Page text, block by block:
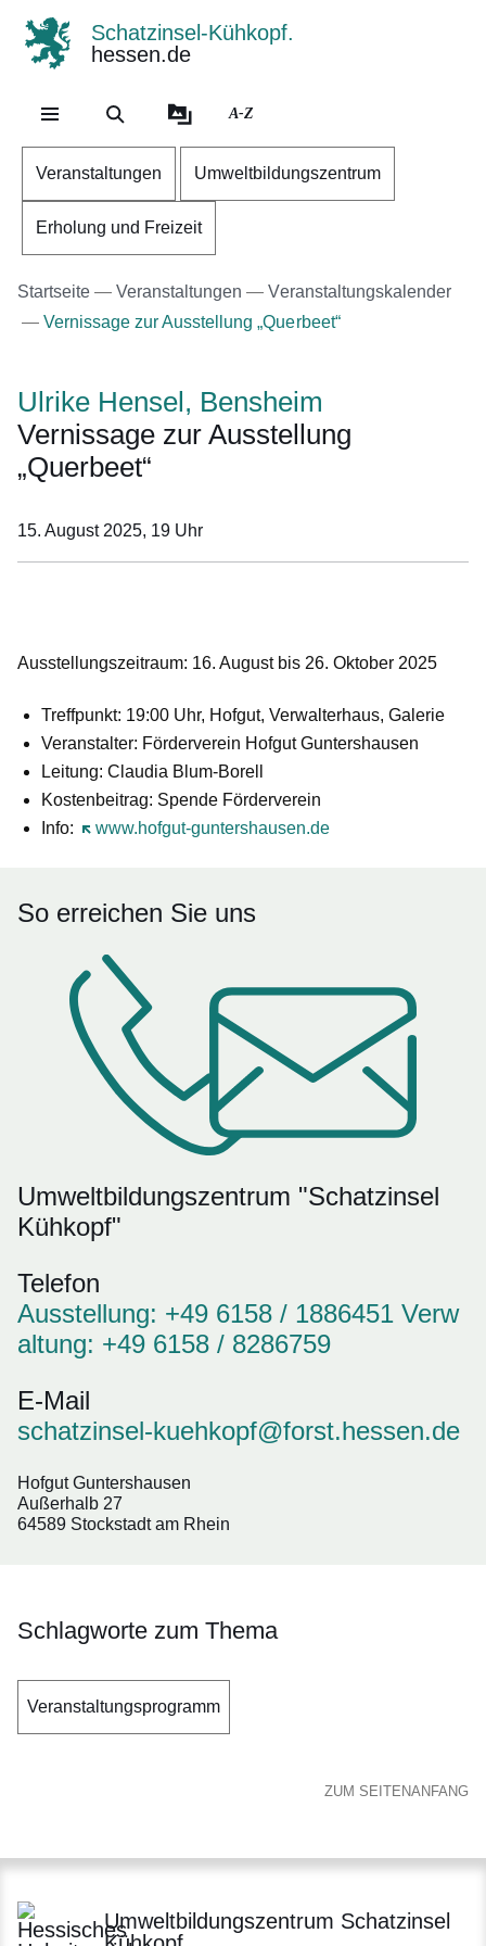
Schatzinsel-Kühkopf.
hessen.de
A-Z
Veranstaltungen Umweltbildungszentrum
Erholung und Freizeit
Startseite Veranstaltungen
Veranstaltungskalender
Vernissage zur Ausstellung „Querbeet“
Ulrike Hensel, Bensheim
Vernissage zur Ausstellung
„Querbeet“
15. August 2025, 19 Uhr
Ausstellungszeitraum: 16. August bis 26. Oktober 2025
Treffpunkt: 19:00 Uhr, Hofgut, Verwalterhaus, Galerie
Veranstalter: Förderverein Hofgut Guntershausen
Leitung: Claudia Blum-Borell
Kostenbeitrag: Spende Förderverein
Info: www.hofgut-guntershausen.de
Öffnet sich in einem neuen Fenster
So erreichen Sie uns
Umweltbildungszentrum "Schatzinsel
Kühkopf"
Telefon
Ausstellung: +49 6158 / 1886451 Verw
altung: +49 6158 / 8286759
E-Mail
schatzinsel-kuehkopf@forst.hessen.de
Hofgut Guntershausen
Außerhalb 27
64589 Stockstadt am Rhein
Schlagworte zum Thema
Veranstaltungsprogramm
ZUM SEITENANFANG
Umweltbildungszentrum Schatzinsel